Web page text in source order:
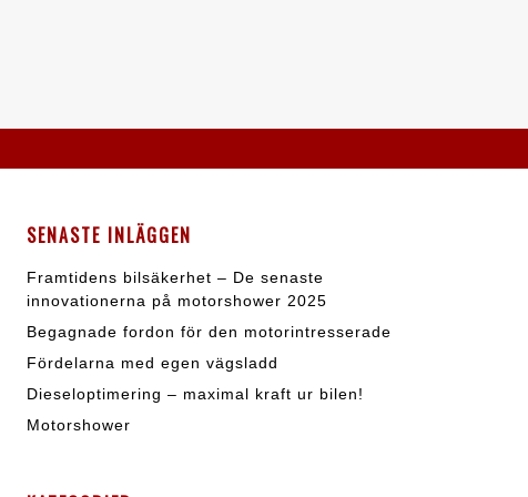
SENASTE INLÄGGEN
Framtidens bilsäkerhet – De senaste
innovationerna på motorshower 2025
Begagnade fordon för den motorintresserade
Fördelarna med egen vägsladd
Dieseloptimering – maximal kraft ur bilen!
Motorshower